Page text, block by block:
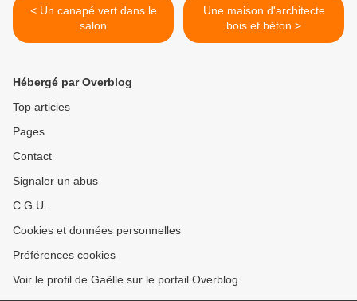
< Un canapé vert dans le
salon
Une maison d'architecte
bois et béton >
Hébergé par Overblog
Top articles
Pages
Contact
Signaler un abus
C.G.U.
Cookies et données personnelles
Préférences cookies
Voir le profil de Gaëlle sur le portail Overblog